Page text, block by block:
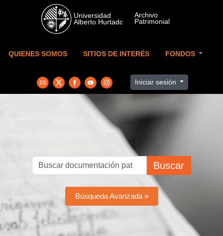
Skip to main content
QUIENES SOMOS SITIOS DE INTERÉS FONDOS
Iniciar sesión
Buscar
Búsqueda Avanzada »